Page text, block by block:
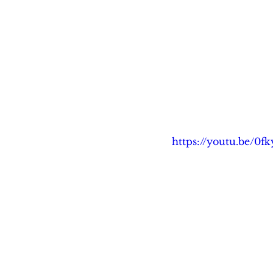
https://youtu.be/